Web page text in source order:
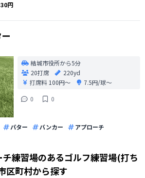
円
結城市役所から5分
20打席
220yd
打席料 100円〜
7.5円/球〜
0
0
パター バンカー アプローチ
チ練習場のあるゴルフ練習場(打ち
区町村から探す